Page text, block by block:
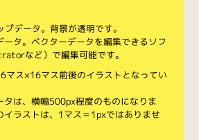
プデータ。背景が透明です。
ータ。ベクターデータを編集できるソフ
など）で編集可能です。
マス×16マス前後のイラストとなってい
タは、横幅500px程度のものになりま
イラストは、1マス＝1pxではありませ